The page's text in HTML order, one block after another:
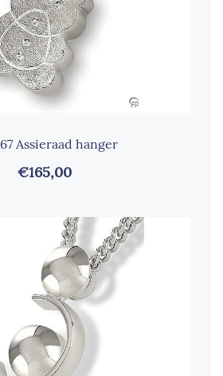
Assieraad hanger
€165,00